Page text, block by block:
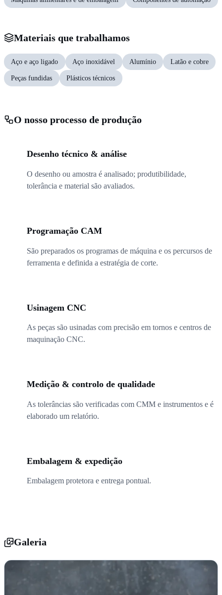
Materiais que trabalhamos
Aço e aço ligado Aço inoxidável Alumínio Latão e cobre
Peças fundidas Plásticos técnicos
O nosso processo de produção
Desenho técnico & análise
O desenho ou amostra é analisado; produtibilidade,
tolerância e material são avaliados.
Programação CAM
São preparados os programas de máquina e os percursos de
ferramenta e definida a estratégia de corte.
Usinagem CNC
As peças são usinadas com precisão em tornos e centros de
maquinação CNC.
Medição & controlo de qualidade
As tolerâncias são verificadas com CMM e instrumentos e é
elaborado um relatório.
Embalagem & expedição
Embalagem protetora e entrega pontual.
Galeria